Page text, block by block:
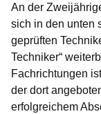
An der
sich in den unten
geprüften
Techniker“
Fachrichtungen
der dort
erfolgreichem